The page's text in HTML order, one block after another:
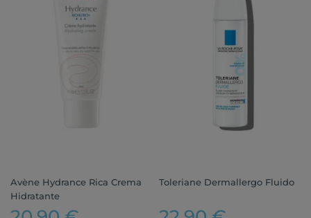
Avène Hydrance Rica Crema
Hidratante
Toleriane Dermallergo Fluido